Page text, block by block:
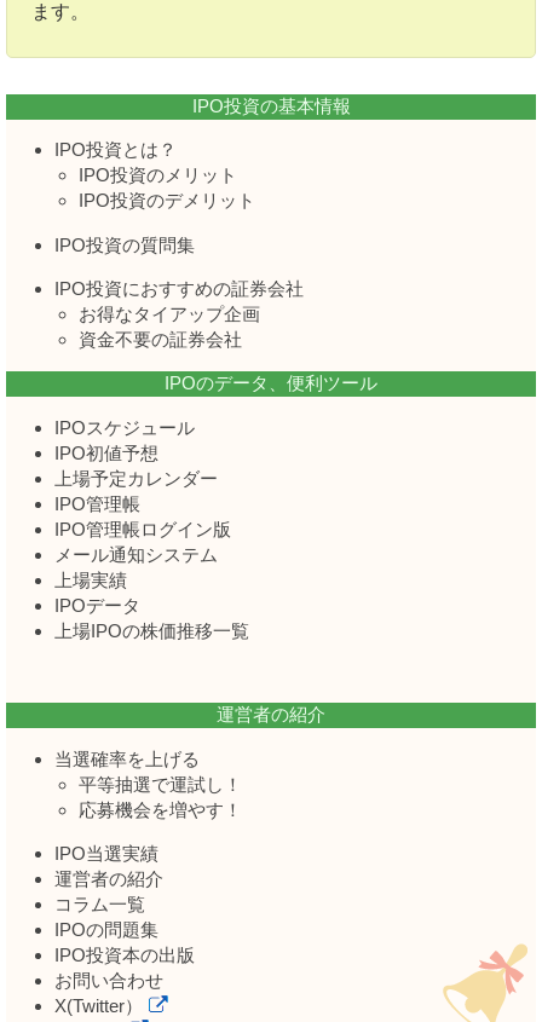
ます。
IPO投資の基本情報
IPO投資とは？
IPO投資のメリット
IPO投資のデメリット
IPO投資の質問集
IPO投資におすすめの証券会社
お得なタイアップ企画
資金不要の証券会社
IPOのデータ、便利ツール
IPOスケジュール
IPO初値予想
上場予定カレンダー
IPO管理帳
IPO管理帳ログイン版
メール通知システム
上場実績
IPOデータ
上場IPOの株価推移一覧
運営者の紹介
当選確率を上げる
平等抽選で運試し！
応募機会を増やす！
IPO当選実績
運営者の紹介
コラム一覧
IPOの問題集
IPO投資本の出版
お問い合わせ
X(Twitter）